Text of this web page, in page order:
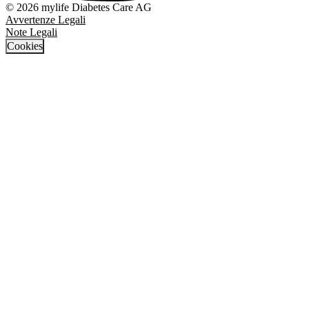
© 2026 mylife Diabetes Care AG
Avvertenze Legali
Note Legali
Cookies